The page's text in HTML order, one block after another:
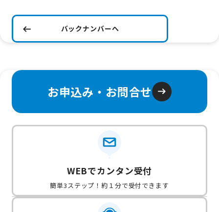
バックナンバーへ
お申込み・お問合せ
WEBでカンタン受付
簡単3ステップ！約１分で受付できます